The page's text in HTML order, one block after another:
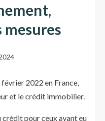
2022 en France,
et le crédit immobilier.
crédit pour ceux ayant eu